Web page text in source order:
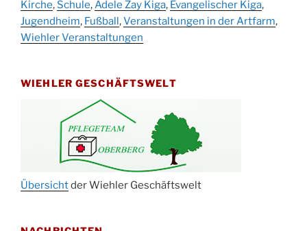
19.09.
Schlagerabend im Stadtteilhaus
Drabenderhöhe
Kinderbibeltag im Ev. Gemeindehaus von 10-
12 Uhr
Afterwork-Andacht um 18:00 Uhr in der
Kirche
Sandmännchen-Gottesdienst in der Kirche
Kirche, Schule,Adele Zay Kiga, Evangelischer Kiga,
Jugendheim, Fußball ,Veranstaltungen in der Artfarm,
Wiehler Veranstaltungen
WIEHLER GESCHÄFTSWELT
Übersichtder Wiehler Geschäftswelt